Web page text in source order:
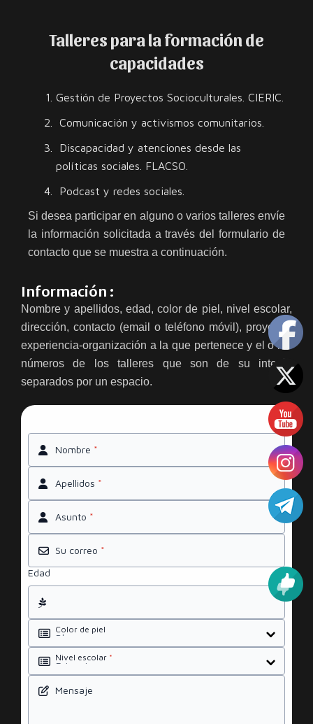
Talleres para la formación de
capacidades
Gestión de Proyectos Socioculturales. CIERIC.
Comunicación y activismos comunitarios.
Discapacidad y atenciones desde las
políticas sociales. FLACSO.
Podcast y redes sociales.
Si desea participar en alguno o varios talleres envíe
la información solicitada a través del formulario de
contacto que se muestra a continuación.
Información :
Nombre y apellidos, edad, color de piel, nivel escolar,
dirección, contacto (email o teléfono móvil), proyecto-
experiencia-organización a la que pertenece y el o los
números de los talleres que son de su interés
separados por un espacio.
Nombre *
Apellidos *
Asunto *
Su correo *
Edad
Color de piel
Nivel escolar *
Mensaje